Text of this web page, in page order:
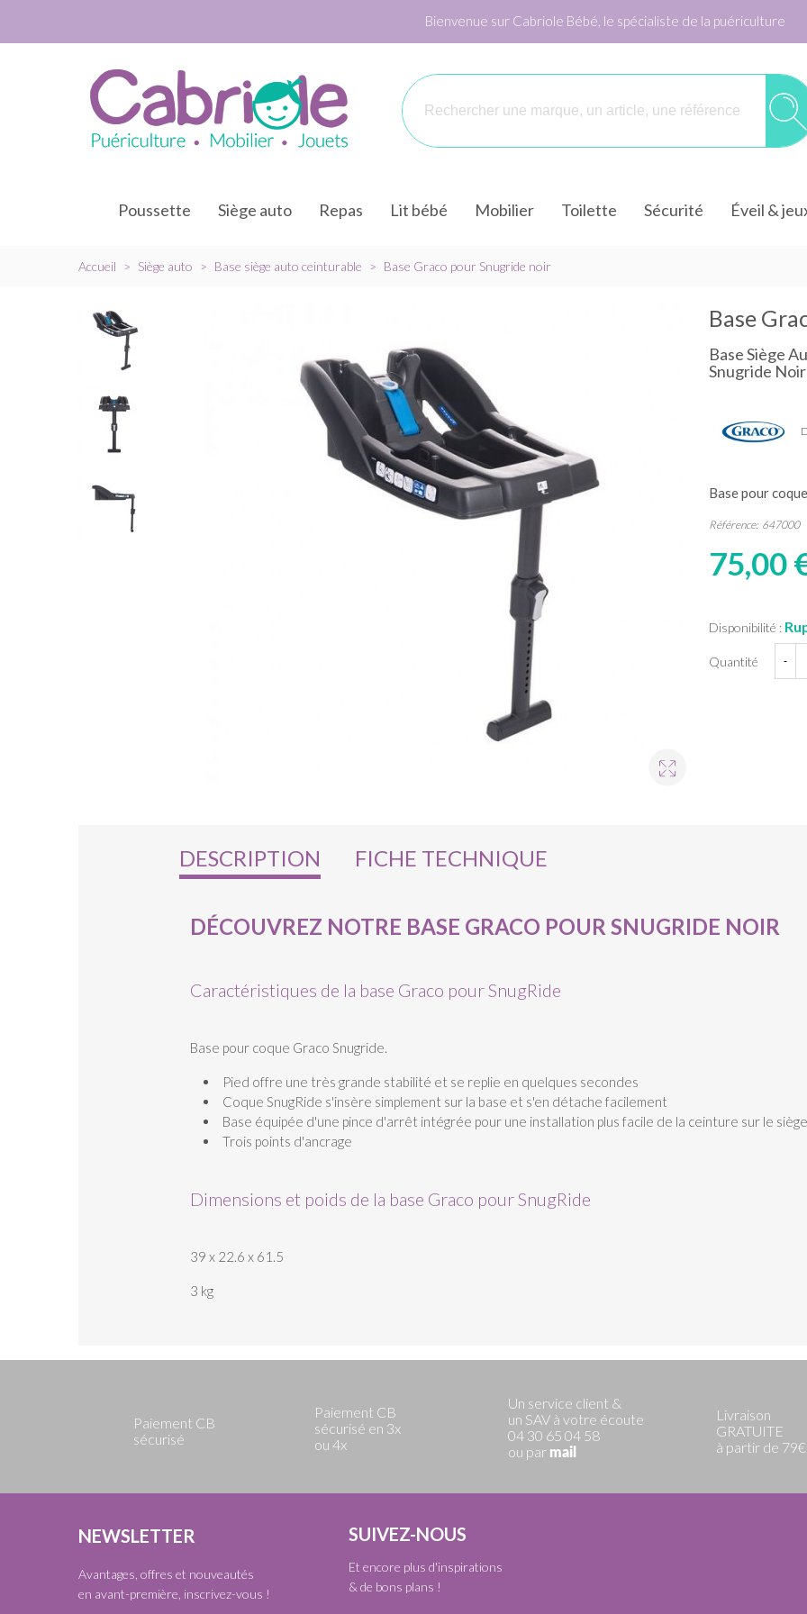
Bienvenue sur Cabriole Bébé, le spécialiste de la puériculture
Poussette Siège auto Repas Lit bébé Mobilier Toilette Sécurité Éveil &
Accueil > Siège auto > Base siège auto ceinturable > Base Graco pour Snugride noir
Base
Base Siège
Snugride Noir
Base pour
Référence: 647000
75,00
Disponibilité :
Quantité -
DESCRIPTION FICHE TECHNIQUE
DÉCOUVREZ NOTRE BASE GRACO POUR SNUGRIDE NOIR
Caractéristiques de la base Graco pour SnugRide
Base pour coque Graco Snugride.
Pied offre une très grande stabilité et se replie en quelques secondes
Coque SnugRide s'insère simplement sur la base et s'en détache facilement
Base équipée d'une pince d'arrêt intégrée pour une installation plus facile de la ceinture sur le
Trois points d'ancrage
Dimensions et poids de la base Graco pour SnugRide
39 x 22.6 x 61.5
3 kg
Paiement CB
sécurisé
Paiement CB
sécurisé en 3x
ou 4x
Un service client &
un SAV à votre écoute
04 30 65 04 58
ou par mail
Livraison
GRATUITE
à partir de
NEWSLETTER
Avantages, offres et nouveautés
en avant-première, inscrivez-vous !
SUIVEZ-NOUS
Et encore plus d'inspirations
& de bons plans !